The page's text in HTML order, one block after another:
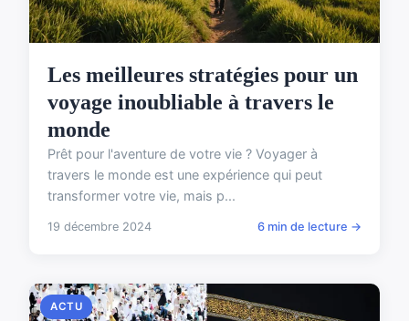
Les meilleures stratégies pour un
voyage inoubliable à travers le
monde
Prêt pour l'aventure de votre vie ? Voyager à
travers le monde est une expérience qui peut
transformer votre vie, mais p...
19 décembre 2024 6 min de lecture →
ACTU